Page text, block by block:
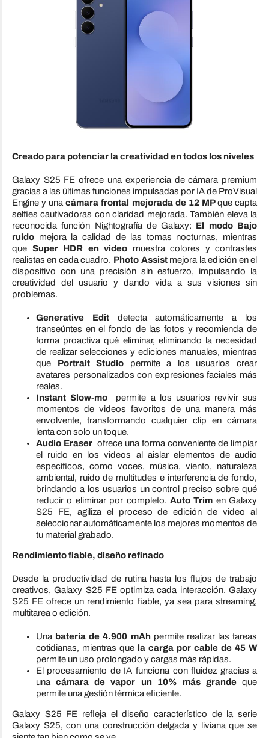
Creado para potenciar la creatividad en todos los niveles
Galaxy S25 FE ofrece una experiencia de cámara premium
gracias a las últimas funciones impulsadas por IA de ProVisual
Engine y unacámara frontal mejorada de 12 MPque capta
selfies cautivadoras con claridad mejorada. También eleva la
reconocida función Nightografía de Galaxy: El modo Bajo
ruidomejora la calidad de las tomas nocturnas, mientras
que Super HDR en video muestra colores y contrastes
realistas en cada cuadro. Photo Assistmejora la edición en el
dispositivo con una precisión sin esfuerzo, impulsando la
creatividad del usuario y dando vida a sus visiones sin
problemas.
Generative Edit detecta automáticamente a los
transeúntes en el fondo de las fotos y recomienda de
forma proactiva qué eliminar, eliminando la necesidad
de realizar selecciones y ediciones manuales, mientras
que Portrait Studio permite a los usuarios crear
avatares personalizados con expresiones faciales más
reales.
Instant Slow-mo
permite a los usuarios revivir sus
momentos de videos favoritos de una manera más
envolvente, transformando cualquier clip en cámara
lenta con solo un toque.
Audio Eraser ofrece una forma conveniente de limpiar
el ruido en los videos al aislar elementos de audio
específicos, como voces, música, viento, naturaleza
ambiental, ruido de multitudes e interferencia de fondo,
brindando a los usuarios un control preciso sobre qué
reducir o eliminar por completo. Auto Trim en Galaxy
S25 FE, agiliza el proceso de edición de video al
seleccionar automáticamente los mejores momentos de
tu material grabado.
Rendimiento fiable, diseño refinado
Desde la productividad de rutina hasta los flujos de trabajo
creativos, Galaxy S25 FE optimiza cada interacción. Galaxy
S25 FE ofrece un rendimiento fiable, ya sea para streaming,
multitarea o edición.
Una batería de 4.900 mAhpermite realizar las tareas
cotidianas, mientras que la carga por cable de 45 W
permite un uso prolongado y cargas más rápidas.
El procesamiento de IA funciona con fluidez gracias a
unacámara de vapor un 10% más grandeque
permite una gestión térmica eficiente.
Galaxy S25 FE refleja el diseño característico de la serie
Galaxy S25, con una construcción delgada y liviana que se